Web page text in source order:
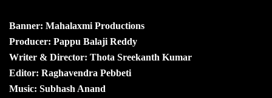
Banner: Mahalaxmi Productions
Producer: Pappu Balaji Reddy
Writer & Director: Thota Sreekanth Kumar
Editor: Raghavendra Pebbeti
Music: Subhash Anand